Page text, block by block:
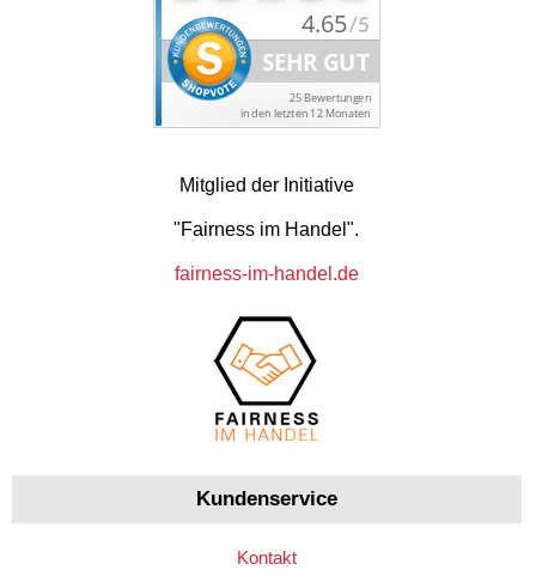
Mitglied der Initiative
"Fairness im Handel".
fairness-im-handel.de
Kundenservice
Kontakt